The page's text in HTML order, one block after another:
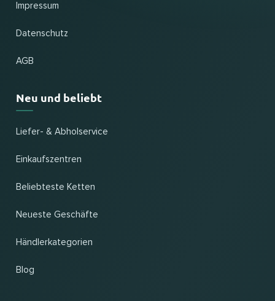
Impressum
Datenschutz
AGB
Neu und beliebt
Liefer- & Abholservice
Einkaufszentren
Beliebteste Ketten
Neueste Geschäfte
Händlerkategorien
Blog